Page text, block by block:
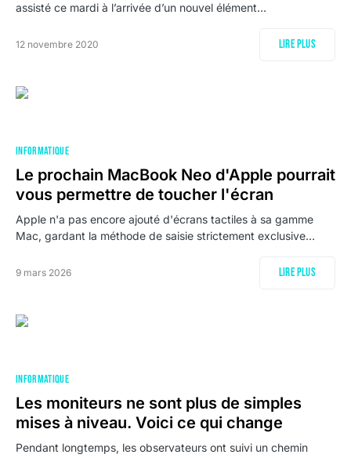
assisté ce mardi à l’arrivée d’un nouvel élément…
12 novembre 2020 Lire plus
INFORMATIQUE
Le prochain MacBook Neo d'Apple pourrait
vous permettre de toucher l'écran
Apple n'a pas encore ajouté d'écrans tactiles à sa gamme
Mac, gardant la méthode de saisie strictement exclusive…
9 mars 2026 Lire plus
INFORMATIQUE
Les moniteurs ne sont plus de simples
mises à niveau. Voici ce qui change
Pendant longtemps, les observateurs ont suivi un chemin